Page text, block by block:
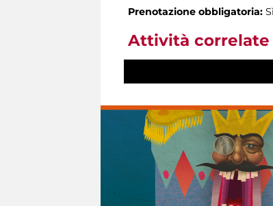
Prenotazione obbligatoria: Sì
Attività correlate